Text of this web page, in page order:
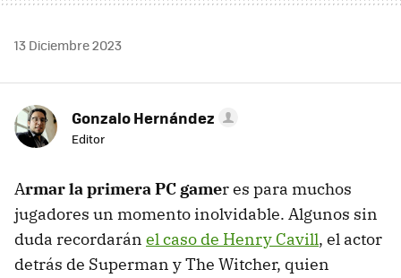
13 Diciembre 2023
Gonzalo Hernández
Editor
Armar la primera PC gamer es para muchos
jugadores un momento inolvidable. Algunos sin
duda recordarán el caso de Henry Cavill, el actor
detrás de Superman y The Witcher, quien